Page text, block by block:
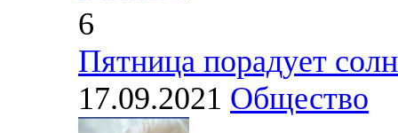
6
Пятница порадует
17.09.2021 Общество